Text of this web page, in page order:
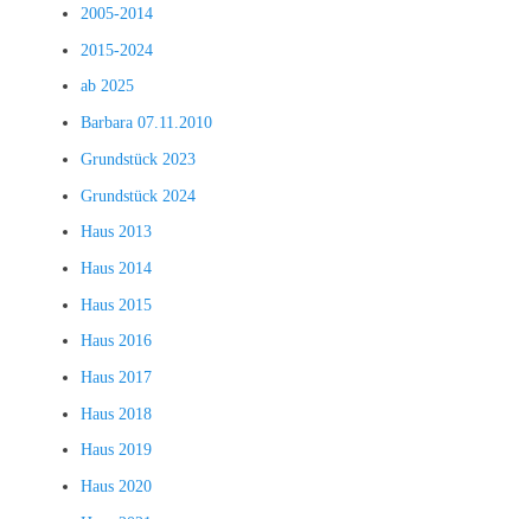
2005-2014
2015-2024
ab 2025
Barbara 07.11.2010
Grundstück 2023
Grundstück 2024
Haus 2013
Haus 2014
Haus 2015
Haus 2016
Haus 2017
Haus 2018
Haus 2019
Haus 2020